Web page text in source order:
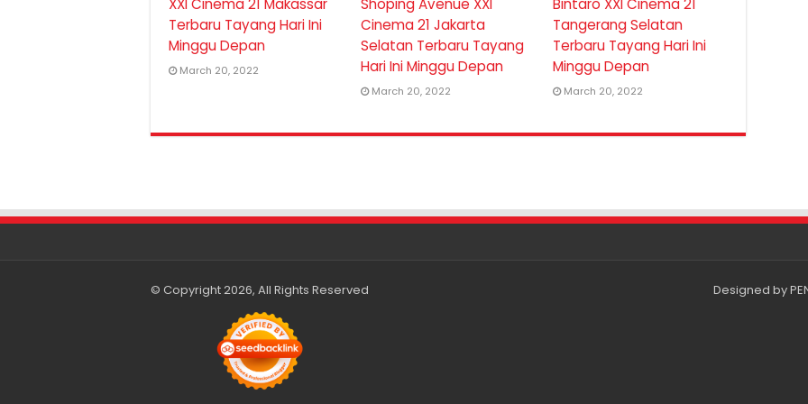
XXI Cinema 21 Makassar
Terbaru Tayang Hari Ini
Minggu Depan
March 20, 2022
Shoping Avenue XXI
Cinema 21 Jakarta
Selatan Terbaru Tayang
Hari Ini Minggu Depan
March 20, 2022
Bintaro XXI Cinema 21
Tangerang Selatan
Terbaru Tayang Hari Ini
Minggu Depan
March 20, 2022
Designed by
© Copyright 2026, All Rights Reserved